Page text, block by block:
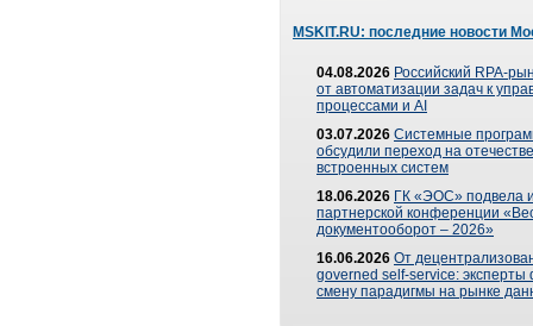
MSKIT.RU: последние новости
04.08.2026 Российский RPA-
от автоматизации задач к
процессами и AI
03.07.2026 Системные
обсудили переход на
встроенных систем
18.06.2026 ГК «ЭОС» подвела
партнерской конференции
документооборот – 2026»
16.06.2026 От
governed self-service: эксперты
смену парадигмы на рынке